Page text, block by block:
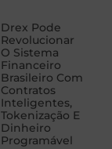
Drex Pode
Revolucionar
O Sistema
Financeiro
Brasileiro Com
Contratos
Inteligentes,
Tokenização E
Dinheiro
Programável